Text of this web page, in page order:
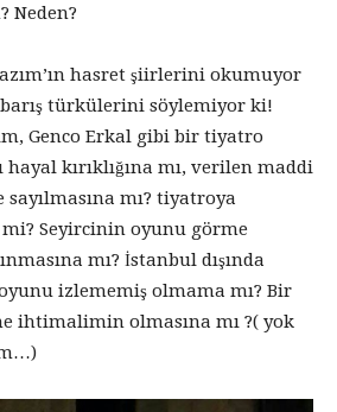
Neden?
hasret şiirlerini okumuyor
türkülerini söylemiyor ki!
Genco Erkal gibi bir tiyatro
hayal kırıklığına mı, verilen maddi
mı? tiyatroya
Seyircinin oyunu görme
mı? İstanbul dışında
izlememiş olmama mı? Bir
ihtimalimin olmasına mı ?( yok